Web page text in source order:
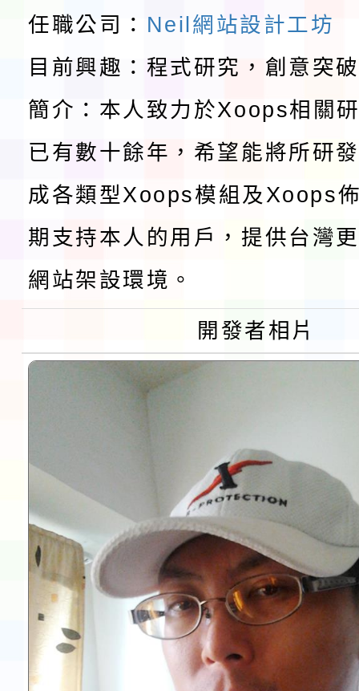
請一案
報
淨零綠領人才培育課程
檢送桃園市115學年度
及師生本土語及新住民
實施要點各1份
115年食農教育專業人
程
函轉國家通訊傳播委員
鎮韌性（防空）演習－
速演練執行計畫」
「115年金融知識線上
本校115學年度第1學
第3次招考代課鐘點教
告(不再辦理後續甄選)
檢送「桃園市115學年
賽實施要點」1份
本市「115學年度學生
程安排一案
「桃園市補助參觀特色
展演活動實施計畫」
請一案
任職公司： Neil網站設計工坊
目前興趣：程式研究，創意突
簡介：本人致力於Xoops相關
已有數十餘年，希望能將所研
成各類型Xoops模組及Xoops
期支持本人的用戶，提供台灣
網站架設環境。
開發者相片